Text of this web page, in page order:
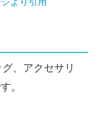
、アクセサリ
。